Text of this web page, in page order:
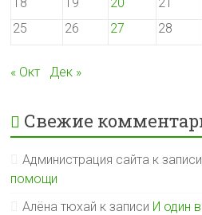
25
26 27 28
« Окт Дек »
Свежие
Администрация сайта к записи
помощи
Алёна тюхай к записи И один